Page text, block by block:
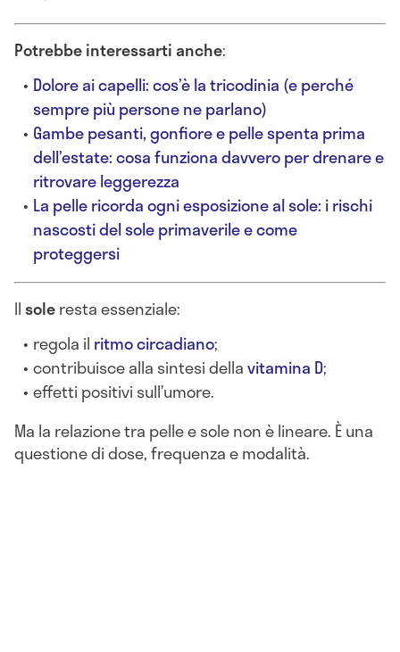
Potrebbe interessarti anche:
Dolore ai capelli: cos’è la tricodinia (e perché
sempre più persone ne parlano)
Gambe pesanti, gonfiore e pelle spenta prima
dell’estate: cosa funziona davvero per drenare e
ritrovare leggerezza
La pelle ricorda ogni esposizione al sole: i rischi
nascosti del sole primaverile e come
proteggersi
Ilsoleresta essenziale:
regola il ritmo circadiano;
contribuisce alla sintesi dellavitamina D;
effetti positivi sull’umore.
Ma la relazione tra pelle e sole non è lineare. È una
questione di dose, frequenza e modalità.